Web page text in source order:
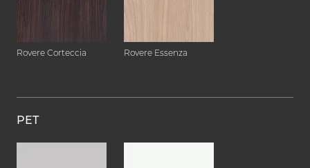
Rovere Corteccia Rovere Essenza
PET